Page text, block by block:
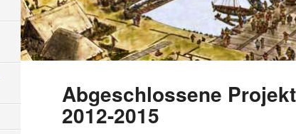
Abgeschlossene
2012-2015